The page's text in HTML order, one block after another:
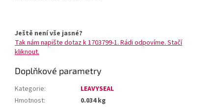
Ještě není vše jasné?
Tak nám napište dotaz k 1703799-1. Rádi odpovíme. Stačí
kliknout.
Doplňkové parametry
Kategorie:
LEAVYSEAL
Hmotnost:
0.034 kg